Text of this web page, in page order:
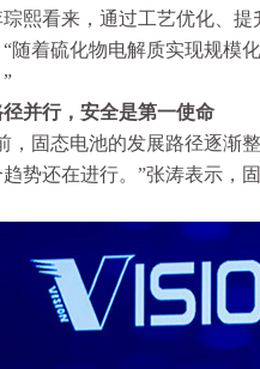
熙看来，通过工艺优化、
“随着硫化物电解质实现规模
径并行，安全是第一使命
，固态电池的发展路径逐渐
势还在进行。”张涛表示，